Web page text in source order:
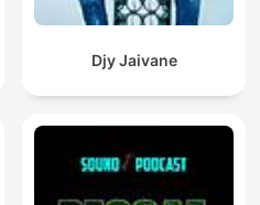
Djy Jaivane